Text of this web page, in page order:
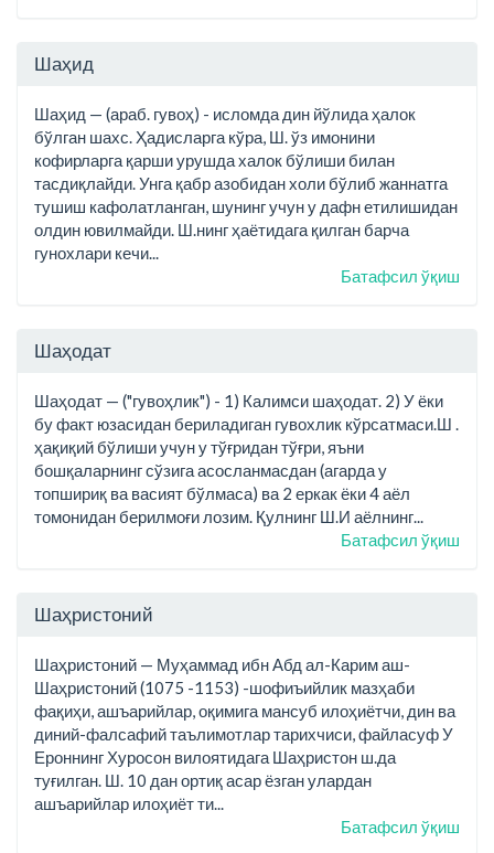
Шаҳид
Шаҳид — (араб. гувоҳ) - исломда дин йўлида ҳалок
бўлган шахс. Ҳадисларга кўра, Ш. ўз имонини
кофирларга қарши урушда халок бўлиши билан
тасдиқлайди. Унга қабр азобидан холи бўлиб жаннатга
тушиш кафолатланган, шунинг учун у дафн етилишидан
олдин ювилмайди. Ш.нинг ҳаётидага қилган барча
гунохлари кечи...
Батафсил ўқиш
Шаҳодат
Шаҳодат — ("гувоҳлик") - 1) Калимси шаҳодат. 2) У ёки
бу факт юзасидан бериладиган гувохлик кўрсатмаси.Ш .
ҳақиқий бўлиши учун у тўғридан тўғри, яъни
бошқаларнинг сўзига асосланмасдан (агарда у
топшириқ ва васият бўлмаса) ва 2 еркак ёки 4 аёл
томонидан берилмоғи лозим. Қулнинг Ш.И аёлнинг...
Батафсил ўқиш
Шаҳристоний
Шаҳристоний — Муҳаммад ибн Абд ал-Карим аш-
Шаҳристоний (1075 -1153) -шофиъийлик мазҳаби
фақиҳи, ашъарийлар, оқимига мансуб илоҳиётчи, дин ва
диний-фалсафий таълимотлар тарихчиси, файласуф У
Ероннинг Хуросон вилоятидага Шаҳристон ш.да
туғилган. Ш. 10 дан ортиқ асар ёзган улардан
ашъарийлар илоҳиёт ти...
Батафсил ўқиш